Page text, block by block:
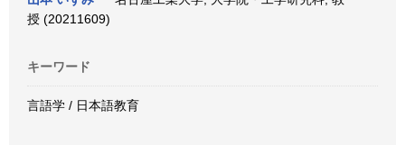
授 (20211609)
キーワード
言語学 / 日本語教育